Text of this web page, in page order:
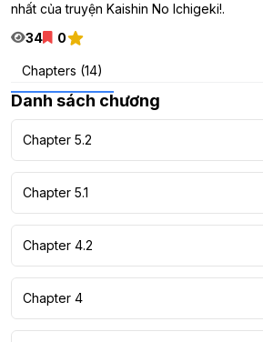
nhất của truyện Kaishin No Ichigeki!.
34
0
Chapters (14)
Danh sách chương
Chapter 5.2
Chapter 5.1
Chapter 4.2
Chapter 4